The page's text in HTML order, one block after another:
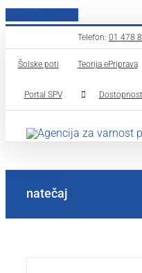
Telefon: 01 478
Šolske poti Teorija ePriprava
Portal SPV Dostopnost
natečaj